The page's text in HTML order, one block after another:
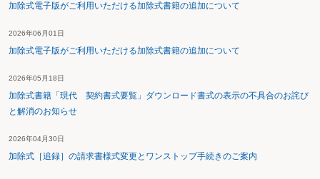
加除式電子版がご利用いただける加除式書籍の追加について
2026年06月01日
加除式電子版がご利用いただける加除式書籍の追加について
2026年05月18日
加除式書籍「現代 契約書式要覧」ダウンロード書式の表示の不具合のお詫び
と解消のお知らせ
2026年04月30日
加除式［追録］の請求書様式変更とワンストップ手続きのご案内